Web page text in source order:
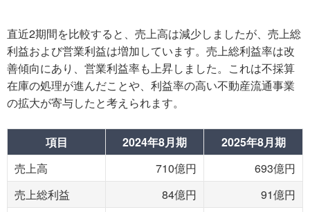
直近2期間を比較すると、売上高は減少しましたが、売上総
利益および営業利益は増加しています。売上総利益率は改
善傾向にあり、営業利益率も上昇しました。これは不採算
在庫の処理が進んだことや、利益率の高い不動産流通事業
の拡大が寄与したと考えられます。
項目 2024年8月期
2025年8月期
売上高
710億円
693億円
売上総利益
84億円
91億円